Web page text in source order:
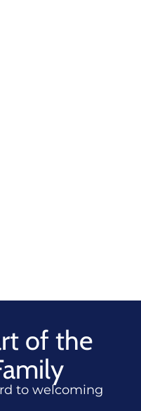
of the
to welcoming